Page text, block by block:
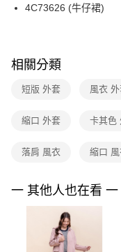
【「AFTEE先享後付」結帳
３．收到繳費通知簡訊後14
ATM／網路銀行／等多元方
※ 請注意：結帳手續完成
購買商品的店家。未經商
※ 交易是否成功請以「
客戶支援中心」
https://
１．透過由恩沛科技股份
易，需依本服務之必要範
權轉讓予恩沛科技股份有限
２．關於個人資料處理事宜
https://aftee.tw/terms/#terms3
３．未成年的使用者請事
每筆NT$90，滿
每筆NT$90，滿
離島宅配 (蘭嶼恕不配送)
免運費
4C73626 (牛仔裙)
相關分類
短版 外套 風衣
縮口 外套 卡其色
落肩 風衣 縮口
一 其他人也在看 一